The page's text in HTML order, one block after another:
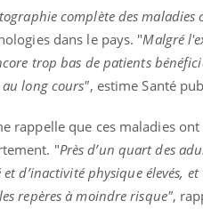
complète des
dans le pays. "Malgré
trop bas de patients
long cours", estime Santé
rappelle que ces maladies
"Près d’un quart des
d’inactivité physique élevés,
repères à moindre risque",